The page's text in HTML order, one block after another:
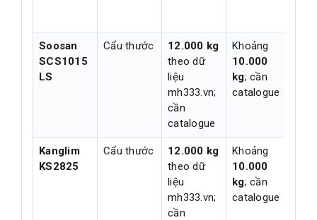
Soosan
SCS1015
LS
Cẩu thước
12.000 kg
theo dữ
liệu
mh333.vn;
cần
catalogue
Khoảng
10.000
kg; cần
catalogue
Kanglim
KS2825
Cẩu thước
12.000 kg
theo dữ
liệu
mh333.vn;
cần
Khoảng
10.000
kg; cần
catalogue